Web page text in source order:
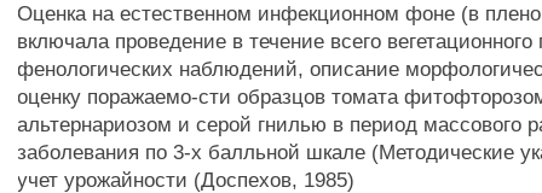
Оценка на естественном инфекционном фоне (в
включала проведение в течение всего вегетационного
фенологических наблюдений, описание
оценку поражаемо-сти образцов томата
альтернариозом и серой гнилью в период массового
заболевания по 3-х балльной шкале (Методические
учет урожайности (Доспехов, 1985)